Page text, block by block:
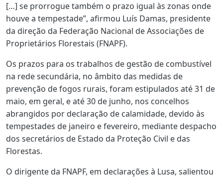
[…] se prorrogue também o prazo igual às zonas onde
houve a tempestade”, afirmou Luís Damas, presidente
da direção da Federação Nacional de Associações de
Proprietários Florestais (FNAPF).
Os prazos para os trabalhos de gestão de combustível
na rede secundária, no âmbito das medidas de
prevenção de fogos rurais, foram estipulados até 31 de
maio, em geral, e até 30 de junho, nos concelhos
abrangidos por declaração de calamidade, devido às
tempestades de janeiro e fevereiro, mediante despacho
dos secretários de Estado da Proteção Civil e das
Florestas.
O dirigente da FNAPF, em declarações à Lusa, salientou